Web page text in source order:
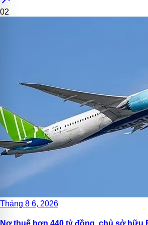
02
Tháng 8 6, 2026
Nợ thuế hơn 440 tỷ đồng, chủ sở hữu